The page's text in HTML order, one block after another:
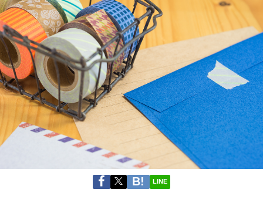
LINE